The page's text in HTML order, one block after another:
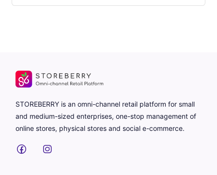
STOREBERRY is an omni-channel retail platform for small
and medium-sized enterprises, one-stop management of
online stores, physical stores and social e-commerce.